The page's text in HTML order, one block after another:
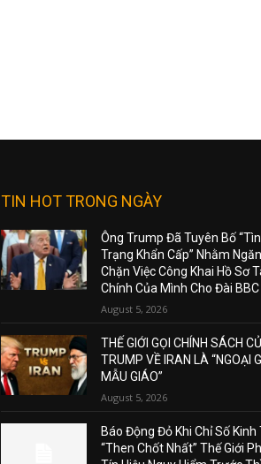
TIN HOT TRONG NGÀY
Ông Trump Đã Tuyên Bố
Trạng Khẩn Cấp” Nhằm Ngăn
Chặn Việc Công Khai Hồ Sơ
Chính Của Mình Cho Đài BBC
August 5, 2026
THẾ GIỚI GỌI CHÍNH SÁCH
TRUMP VỀ IRAN LÀ “NGOẠI
MẪU GIÁO”
August 5, 2026
Báo Động Đỏ Khi Chỉ Số Kinh
“Then Chốt Nhất” Thế Giới